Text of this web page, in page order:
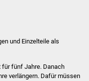
und Einzelteile als
fünf Jahre. Danach
verlängern. Dafür müssen